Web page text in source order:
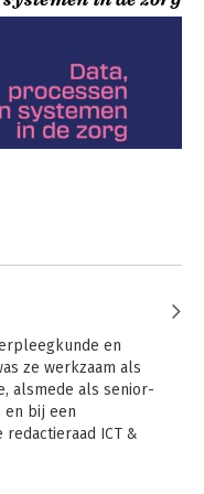
en
ze werkzaam als
alsmede als senior-
en bij een
ICT &